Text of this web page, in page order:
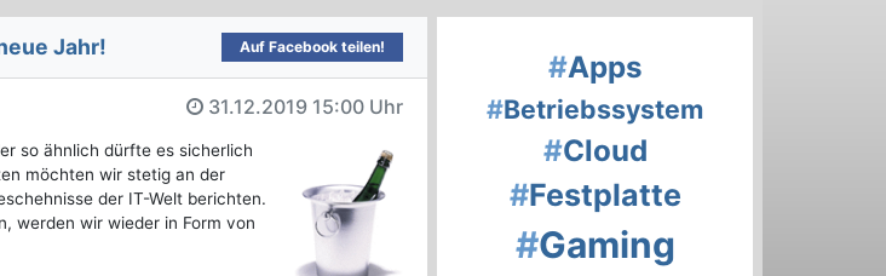
Jahr! Auf Facebook teilen!
31.12.2019 15:00 Uhr
so ähnlich dürfte es sicherlich
möchten wir stetig an der
der IT-Welt berichten.
werden wir wieder in Form von
#Apps
#Betriebssystem
#Cloud
#Festplatte
#Gaming